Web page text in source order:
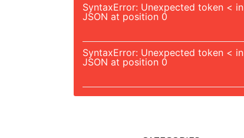
SyntaxError: Unexpected token < in
JSON at position 0
SyntaxError: Unexpected token < in
JSON at position 0